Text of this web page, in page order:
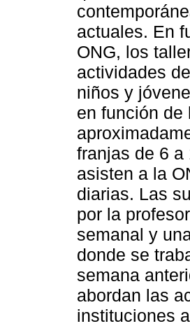
actuales. En
ONG, los
actividades
niños y
en función de
franjas de 6 a
asisten a la
diarias. Las
por la
semanal y
donde se
semana
abordan las
instituciones